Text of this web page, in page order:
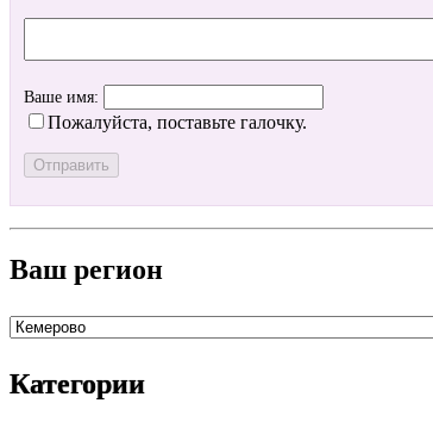
Ваше имя:
Пожалуйста, поставьте галочку.
Ваш регион
Категории